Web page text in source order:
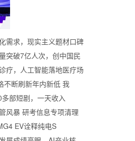
需求，现实主义题材口碑
突破7亿人次，创中国民
疗，人工智能落地医疗场
不断刷新年内新低 我
部短剧，一天收入
风暴 研考信息专项清理
EV诠释纯电S